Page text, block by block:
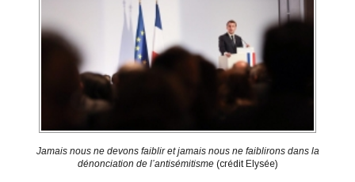
Jamais nous ne devons faiblir et jamais nous ne faiblirons dans la
dénonciation de l’antisémitisme(crédit Elysée)